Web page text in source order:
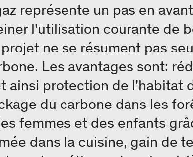
représente un pas en avant
l'utilisation courante de
ne se résument pas
Les avantages sont:
ainsi protection de l'habitat
du carbone dans les
femmes et des enfants
dans la cuisine, gain de